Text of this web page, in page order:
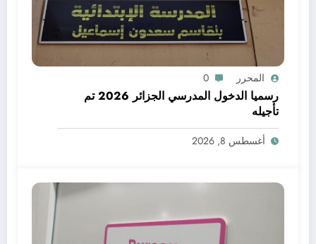
المحرر 0
رسميا الدخول المدرسي الجزائر 2026 تم
تأجيله
أغسطس 8, 2026